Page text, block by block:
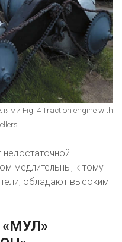
Fig. 4 Traction engine with
медлительны, к тому
обладают высоким
«МУЛ»